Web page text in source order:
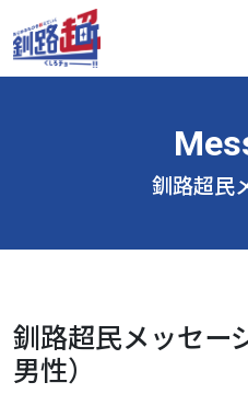
釧路超民
釧路超民メッセー
男性）